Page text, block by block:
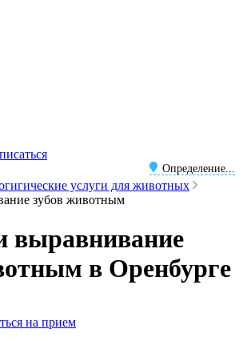
Определение...
услуги для животных
зубов животным
выравнивание
в Оренбурге
на прием